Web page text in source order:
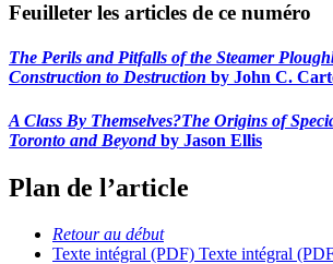
Feuilleter les articles de ce numéro
The Perils and Pitfalls of the Steamer
Construction to Destruction by John C.
A Class By Themselves?The Origins of
Toronto and Beyondby Jason Ellis
Plan de l’article
Retour au début
Texte intégral (PDF) Texte intégral